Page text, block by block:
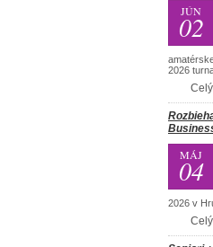
JÚN
02
2026
MÁJ
04
2026 v